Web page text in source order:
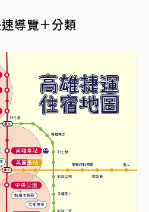
導覽＋分類